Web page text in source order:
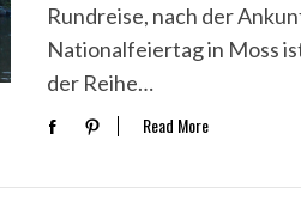
Rundreise, nach der
Nationalfeiertag in Moss
der Reihe…
Read More